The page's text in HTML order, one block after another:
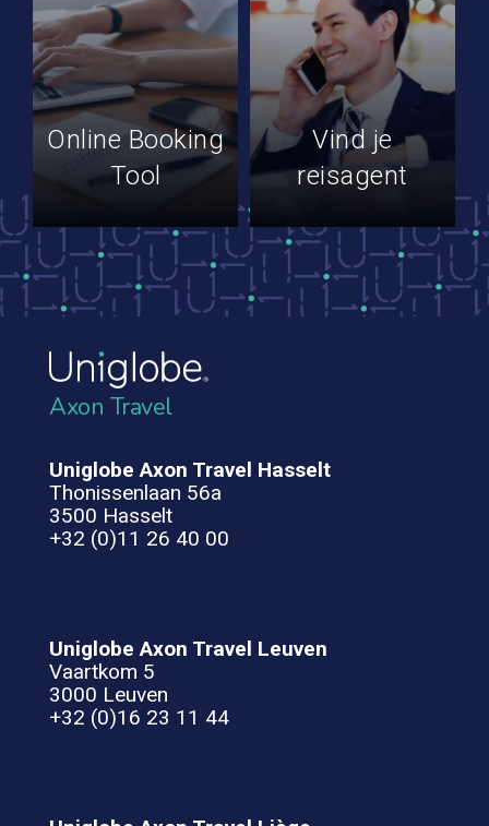
Online Booking
Tool
Vind je
reisagent
Axon Travel
Uniglobe Axon Travel Hasselt
Thonissenlaan 56a
3500 Hasselt
+32 (0)11 26 40 00
Uniglobe Axon Travel Leuven
Vaartkom 5
3000 Leuven
+32 (0)16 23 11 44